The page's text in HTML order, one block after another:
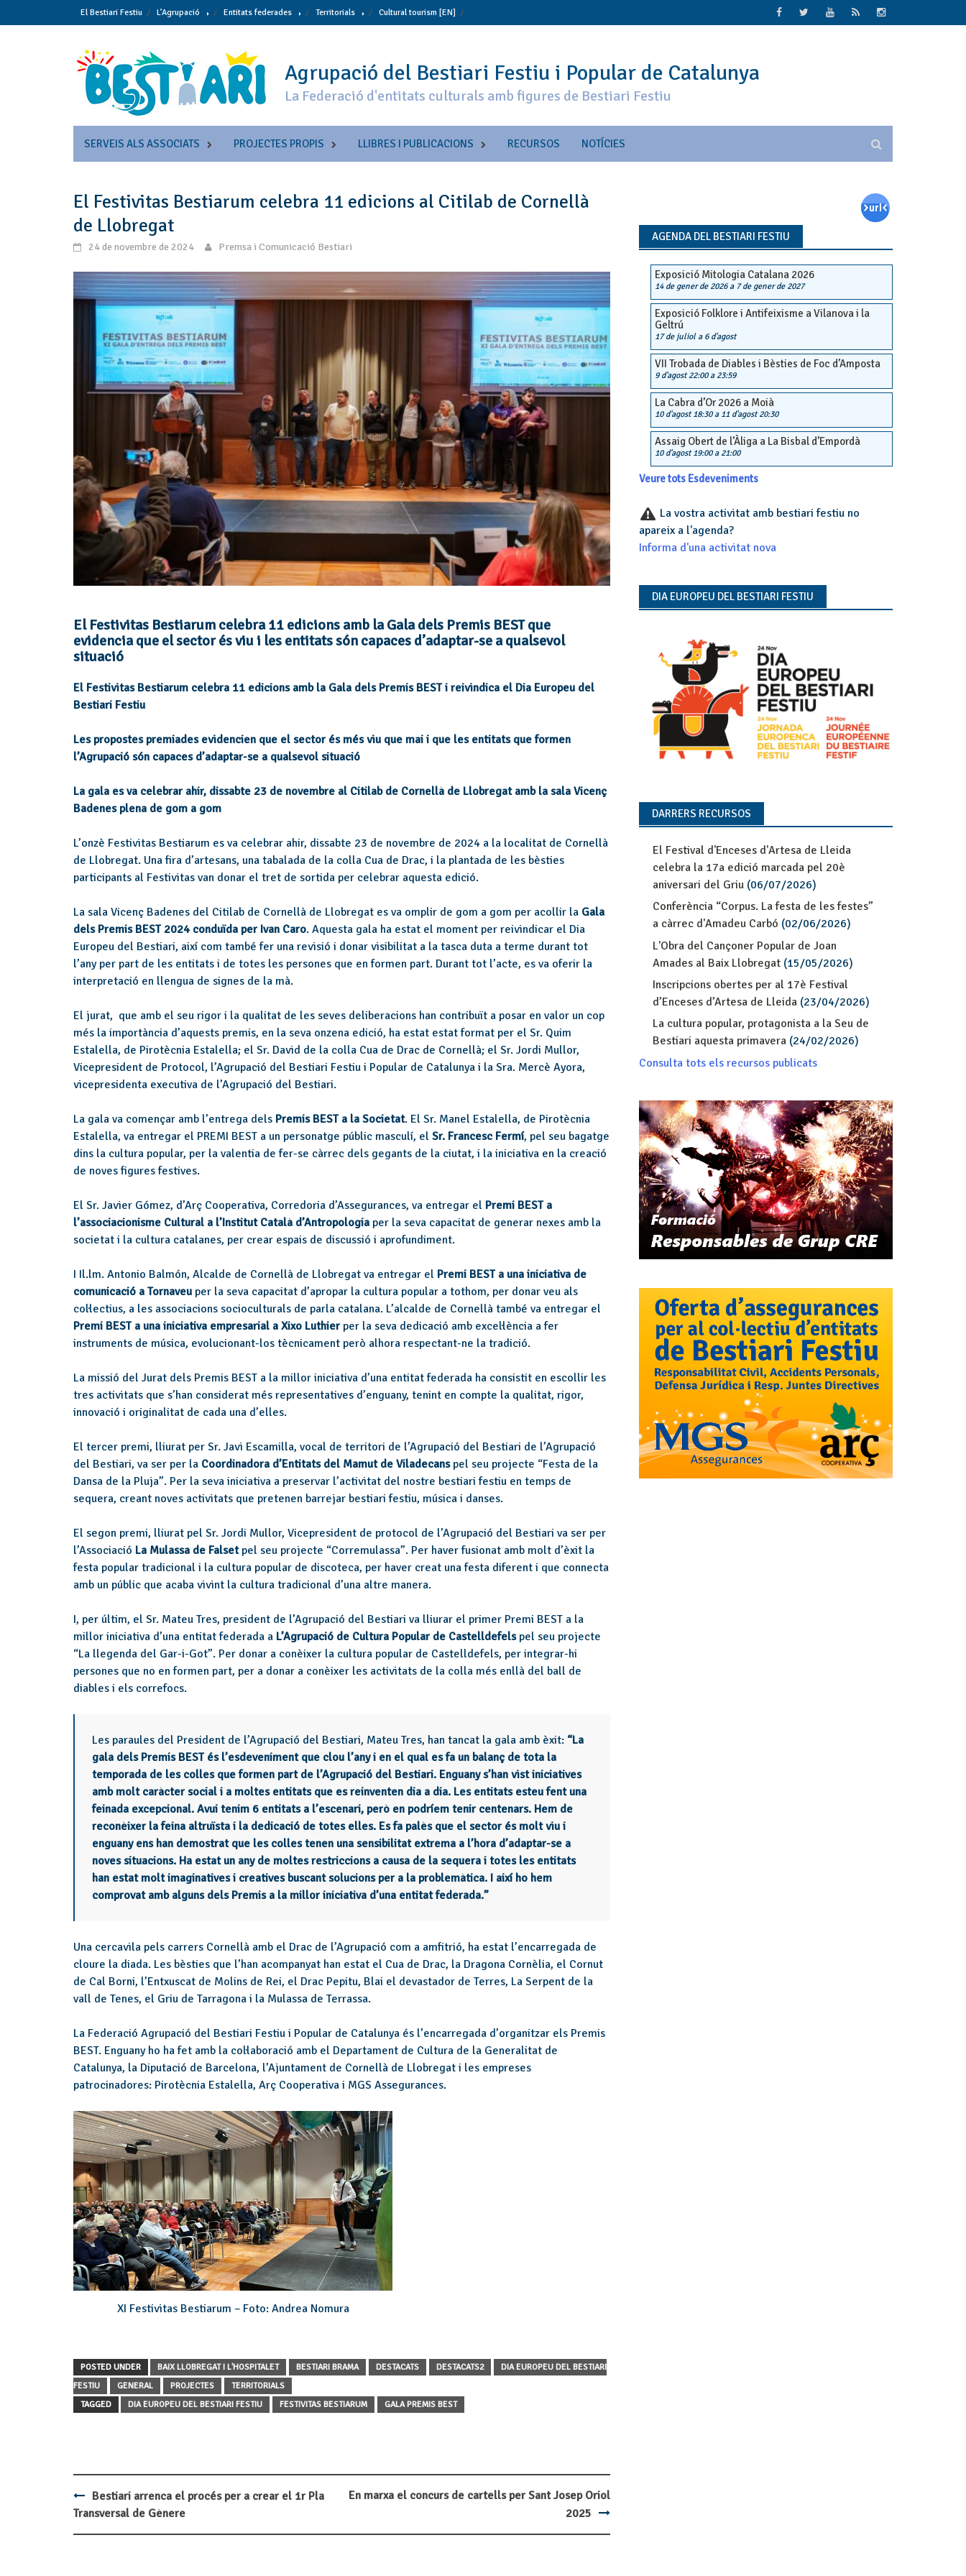
to
El Bestiari Festiu L’Agrupació Entitats federades Territorials Cultural tourism [EN]
Agrupació del Bestiari Festiu i Popular de Catalunya
La Federació d'entitats culturals amb figures de Bestiari Festiu
SERVEIS ALS ASSOCIATS PROJECTES PROPIS LLIBRES I PUBLICACIONS RECURSOS NOTÍCIES
El Festivitas Bestiarum celebra 11 edicions al Citilab de Cornellà
de Llobregat
24 de novembre de 2024 Premsa i Comunicació Bestiari
El Festivitas Bestiarum celebra 11 edicions amb la Gala dels Premis BEST que
evidencia que el sector és viu i les entitats són capaces d’adaptar-se a qualsevol
situació
El Festivitas Bestiarum celebra 11 edicions amb la Gala dels Premis BEST i reivindica el Dia Europeu del
Bestiari Festiu
Les propostes premiades evidencien que el sector és més viu que mai i que les entitats que formen
l’Agrupació són capaces d’adaptar-se a qualsevol situació
La gala es va celebrar ahir, dissabte 23 de novembre al Citilab de Cornellà de Llobregat amb la sala Vicenç
Badenes plena de gom a gom
L’onzè Festivitas Bestiarum es va celebrar ahir, dissabte 23 de novembre de 2024 a la localitat de Cornellà
de Llobregat. Una fira d’artesans, una tabalada de la colla Cua de Drac, i la plantada de les bèsties
participants al Festivitas van donar el tret de sortida per celebrar aquesta edició.
La sala Vicenç Badenes del Citilab de Cornellà de Llobregat es va omplir de gom a gom per acollir la Gala
dels Premis BEST 2024 conduïda per Ivan Caro. Aquesta gala ha estat el moment per reivindicar el Dia
Europeu del Bestiari, així com també fer una revisió i donar visibilitat a la tasca duta a terme durant tot
l’any per part de les entitats i de totes les persones que en formen part. Durant tot l’acte, es va oferir la
interpretació en llengua de signes de la mà.
El jurat, que amb el seu rigor i la qualitat de les seves deliberacions han contribuït a posar en valor un cop
més la importància d’aquests premis, en la seva onzena edició, ha estat estat format per el Sr. Quim
Estalella, de Pirotècnia Estalella; el Sr. David de la colla Cua de Drac de Cornellà; el Sr. Jordi Mullor,
Vicepresident de Protocol, l’Agrupació del Bestiari Festiu i Popular de Catalunya i la Sra. Mercè Ayora,
vicepresidenta executiva de l’Agrupació del Bestiari.
La gala va començar amb l’entrega dels Premis BEST a la Societat. El Sr. Manel Estalella, de Pirotècnia
Estalella, va entregar el PREMI BEST a un personatge públic masculí, el Sr. Francesc Fermí, pel seu bagatge
dins la cultura popular, per la valentia de fer-se càrrec dels gegants de la ciutat, i la iniciativa en la creació
de noves figures festives.
El Sr. Javier Gómez, d’Arç Cooperativa, Corredoria d’Assegurances, va entregar el Premi BEST a
l’associacionisme Cultural a l’Institut Català d’Antropologia per la seva capacitat de generar nexes amb la
societat i la cultura catalanes, per crear espais de discussió i aprofundiment.
I Il.lm. Antonio Balmón, Alcalde de Cornellà de Llobregat va entregar el Premi BEST a una iniciativa de
comunicació a Tornaveu per la seva capacitat d’apropar la cultura popular a tothom, per donar veu als
col·lectius, a les associacions socioculturals de parla catalana. L’alcalde de Cornellà també va entregar el
Premi BEST a una iniciativa empresarial a Xixo Luthier per la seva dedicació amb excel·lència a fer
instruments de música, evolucionant-los tècnicament però alhora respectant-ne la tradició.
La missió del Jurat dels Premis BEST a la millor iniciativa d’una entitat federada ha consistit en escollir les
tres activitats que s’han considerat més representatives d’enguany, tenint en compte la qualitat, rigor,
innovació i originalitat de cada una d’elles.
El tercer premi, lliurat per Sr. Javi Escamilla, vocal de territori de l’Agrupació del Bestiari de l’Agrupació
del Bestiari, va ser per la Coordinadora d’Entitats del Mamut de Viladecanspel seu projecte “Festa de la
Dansa de la Pluja”. Per la seva iniciativa a preservar l’activitat del nostre bestiari festiu en temps de
sequera, creant noves activitats que pretenen barrejar bestiari festiu, música i danses.
El segon premi, lliurat pel Sr. Jordi Mullor, Vicepresident de protocol de l’Agrupació del Bestiari va ser per
l’Associació La Mulassa de Falsetpel seu projecte “Corremulassa”. Per haver fusionat amb molt d’èxit la
festa popular tradicional i la cultura popular de discoteca, per haver creat una festa diferent i que connecta
amb un públic que acaba vivint la cultura tradicional d’una altre manera.
I, per últim, el Sr. Mateu Tres, president de l’Agrupació del Bestiari va lliurar el primer Premi BEST a la
millor iniciativa d’una entitat federada a L’Agrupació de Cultura Popular de Castelldefelspel seu projecte
“La llegenda del Gar-i-Got”. Per donar a conèixer la cultura popular de Castelldefels, per integrar-hi
persones que no en formen part, per a donar a conèixer les activitats de la colla més enllà del ball de
diables i els correfocs.
Les paraules del President de l’Agrupació del Bestiari, Mateu Tres, han tancat la gala amb èxit: “La
gala dels Premis BEST és l’esdeveniment que clou l’any i en el qual es fa un balanç de tota la
temporada de les colles que formen part de l’Agrupació del Bestiari. Enguany s’han vist iniciatives
amb molt caràcter social i a moltes entitats que es reinventen dia a dia. Les entitats esteu fent una
feinada excepcional. Avui tenim 6 entitats a l’escenari, però en podríem tenir centenars. Hem de
reconèixer la feina altruïsta i la dedicació de totes elles. Es fa palès que el sector és molt viu i
enguany ens han demostrat que les colles tenen una sensibilitat extrema a l’hora d’adaptar-se a
noves situacions. Ha estat un any de moltes restriccions a causa de la sequera i totes les entitats
han estat molt imaginatives i creatives buscant solucions per a la problemàtica. I així ho hem
comprovat amb alguns dels Premis a la millor iniciativa d’una entitat federada.”
Una cercavila pels carrers Cornellà amb el Drac de l’Agrupació com a amfitrió, ha estat l’encarregada de
cloure la diada. Les bèsties que l’han acompanyat han estat el Cua de Drac, la Dragona Cornèlia, el Cornut
de Cal Borni, l’Entxuscat de Molins de Rei, el Drac Pepitu, Blai el devastador de Terres, La Serpent de la
vall de Tenes, el Griu de Tarragona i la Mulassa de Terrassa.
La Federació Agrupació del Bestiari Festiu i Popular de Catalunya és l’encarregada d’organitzar els Premis
BEST. Enguany ho ha fet amb la col·laboració amb el Departament de Cultura de la Generalitat de
Catalunya, la Diputació de Barcelona, l’Ajuntament de Cornellà de Llobregat i les empreses
patrocinadores: Pirotècnia Estalella, Arç Cooperativa i MGS Assegurances.
XI Festivitas Bestiarum – Foto: Andrea Nomura
POSTED UNDER BAIX LLOBREGAT I L'HOSPITALET BESTIARI BRAMA DESTACATS DESTACATS2
DIA EUROPEU DEL BESTIARI
FESTIU
GENERAL PROJECTES
TERRITORIALS
TAGGED
DIA EUROPEU DEL BESTIARI FESTIU FESTIVITAS BESTIARUM GALA PREMIS BEST
Post
navigation
Bestiari arrenca el procés per a crear el 1r Pla
Transversal de Gènere
En marxa el concurs de cartells per Sant Josep Oriol
2025
AGENDA DEL BESTIARI FESTIU
Exposició Mitologia Catalana 2026
14 de gener de 2026a 7 de gener de 2027
Exposició Folklore i Antifeixisme a Vilanova i la
Geltrú
17 de juliola 6 d'agost
VII Trobada de Diables i Bèsties de Foc d’Amposta
9 d'agost 22:00a 23:59
La Cabra d’Or 2026 a Moià
10 d'agost 18:30a 11 d'agost 20:30
Assaig Obert de l’Àliga a La Bisbal d’Empordà
10 d'agost 19:00a 21:00
Veure tots Esdeveniments
La vostra activitat amb bestiari festiu no
apareix a l'agenda?
Informa d'una activitat nova
DIA EUROPEU DEL BESTIARI FESTIU
DARRERS RECURSOS
El Festival d'Enceses d'Artesa de Lleida
celebra la 17a edició marcada pel 20è
aniversari del Griu(06/07/2026)
Conferència “Corpus. La festa de les festes”
a càrrec d'Amadeu Carbó (02/06/2026)
L'Obra del Cançoner Popular de Joan
Amades al Baix Llobregat(15/05/2026)
Inscripcions obertes per al 17è Festival
d’Enceses d’Artesa de Lleida(23/04/2026)
La cultura popular, protagonista a la Seu de
Bestiari aquesta primavera(24/02/2026)
Consulta tots els recursos publicats